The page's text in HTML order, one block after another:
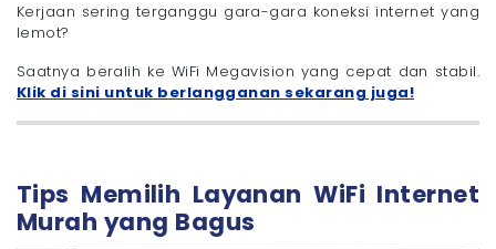
Kerjaan sering terganggu gara-gara koneksi internet yang
lemot?
Saatnya beralih ke WiFi Megavision yang cepat dan stabil.
Klik di sini untuk berlangganan sekarang juga!
Tips Memilih Layanan WiFi Internet
Murah yang Bagus